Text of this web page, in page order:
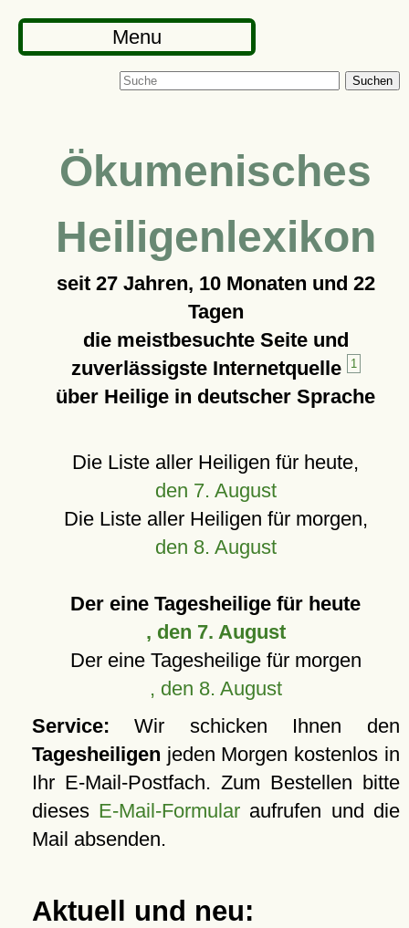
Menu
Suchen
Ökumenisches
Heiligenlexikon
seit 27 Jahren, 10 Monaten und 22
Tagen
die meistbesuchte Seite und
zuverlässigste Internetquelle
1
über Heilige in deutscher Sprache
Die Liste aller Heiligen für heute,
den 7. August
Die Liste aller Heiligen für morgen,
den 8. August
Der eine Tagesheilige für heute
, den 7. August
Der eine Tagesheilige für morgen
, den 8. August
Service: Wir schicken Ihnen den
Tagesheiligen jeden Morgen kostenlos in
Ihr E-Mail-Postfach. Zum Bestellen bitte
dieses E-Mail-Formular aufrufen und die
Mail absenden.
Aktuell und neu: